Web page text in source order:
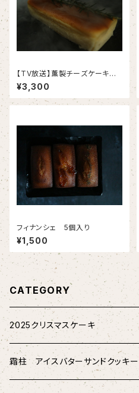
【TV放送】薫製チーズケーキ｜
ローズマリーの薫香（1本入り）
¥3,300
フィナンシェ 5個入り
¥1,500
CATEGORY
2025クリスマスケーキ
★配送★
霜柱 アイスバターサンドクッキー